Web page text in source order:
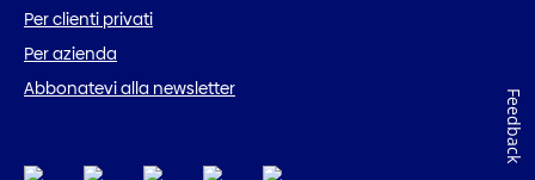
Per clienti privati
Per azienda
Abbonatevi alla newsletter
Feedback